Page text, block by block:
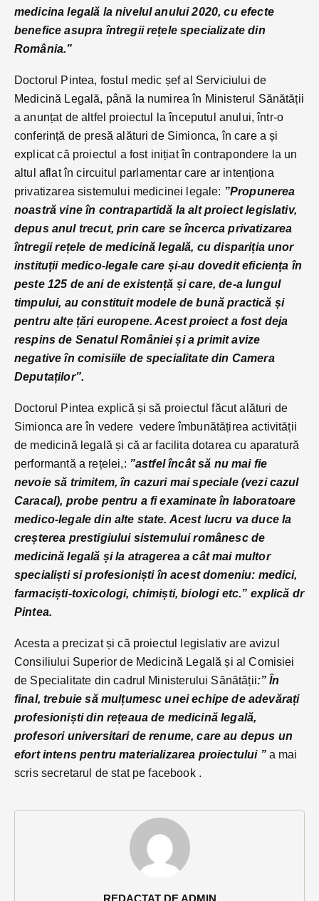
REDACTAT DE ADMIN
medicina legală la nivelul anului 2020, cu efecte
benefice asupra întregii rețele specializate din
România.”
Doctorul Pintea, fostul medic șef al Serviciului de
Medicină Legală, până la numirea în Ministerul Sănătății
a anunțat de altfel proiectul la începutul anului, într-o
conferință de presă alături de Simionca, în care a și
explicat că proiectul a fost inițiat în contrapondere la un
altul aflat în circuitul parlamentar care ar intenționa
privatizarea sistemului medicinei legale: ”Propunerea
noastră vine în contrapartidă la alt proiect legislativ,
depus anul trecut, prin care se încerca privatizarea
întregii rețele de medicină legală, cu dispariția unor
instituții medico-legale care și-au dovedit eficiența în
peste 125 de ani de existență și care, de-a lungul
timpului, au constituit modele de bună practică și
pentru alte țări europene. Acest proiect a fost deja
respins de Senatul României și a primit avize
negative în comisiile de specialitate din Camera
Deputaților”.
Doctorul Pintea explică și să proiectul făcut alături de
Simionca are în vedere vedere îmbunătățirea activității
de medicină legală și că ar facilita dotarea cu aparatură
performantă a rețelei,: ”astfel încât să nu mai fie
nevoie să trimitem, în cazuri mai speciale (vezi cazul
Caracal), probe pentru a fi examinate în laboratoare
medico-legale din alte state. Acest lucru va duce la
creșterea prestigiului sistemului românesc de
medicină legală și la atragerea a cât mai multor
specialiști si profesioniști în acest domeniu: medici,
farmaciști-toxicologi, chimiști, biologi etc.” explică dr
Pintea.
Acesta a precizat și că proiectul legislativ are avizul
Consiliului Superior de Medicină Legală și al Comisiei
de Specialitate din cadrul Ministerului Sănătății:” În
final, trebuie să mulțumesc unei echipe de adevărați
profesioniști din rețeaua de medicină legală,
profesori universitari de renume, care au depus un
efort intens pentru materializarea proiectului ” a mai
scris secretarul de stat pe facebook .